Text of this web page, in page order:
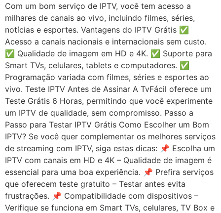
Com um bom serviço de IPTV, você tem acesso a
milhares de canais ao vivo, incluindo filmes, séries,
notícias e esportes. Vantagens do IPTV Grátis ✅
Acesso a canais nacionais e internacionais sem custo.
✅ Qualidade de imagem em HD e 4K. ✅ Suporte para
Smart TVs, celulares, tablets e computadores. ✅
Programação variada com filmes, séries e esportes ao
vivo. Teste IPTV Antes de Assinar A TvFácil oferece um
Teste Grátis 6 Horas, permitindo que você experimente
um IPTV de qualidade, sem compromisso. Passo a
Passo para Testar IPTV Grátis Como Escolher um Bom
IPTV? Se você quer complementar os melhores serviços
de streaming com IPTV, siga estas dicas: 📌 Escolha um
IPTV com canais em HD e 4K – Qualidade de imagem é
essencial para uma boa experiência. 📌 Prefira serviços
que oferecem teste gratuito – Testar antes evita
frustrações. 📌 Compatibilidade com dispositivos –
Verifique se funciona em Smart TVs, celulares, TV Box e